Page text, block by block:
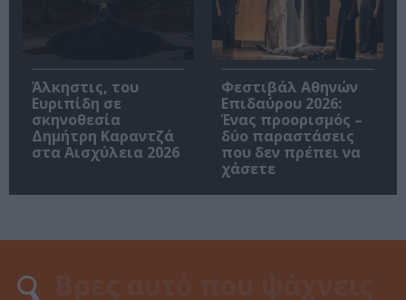
Άλκηστις, του
Ευριπίδη σε
σκηνοθεσία
Δημήτρη Καραντζά
στα Αισχύλεια 2026
Φεστιβάλ Αθηνών
Επιδαύρου 2026:
Ένας προορισμός –
δύο παραστάσεις
που δεν πρέπει να
χάσετε